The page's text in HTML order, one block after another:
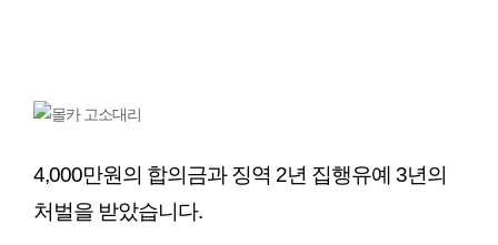
4,000만원의 합의금과 징역 2년 집행유예 3년의
처벌을 받았습니다.